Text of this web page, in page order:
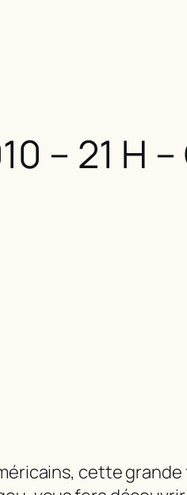
– 21 H
cette